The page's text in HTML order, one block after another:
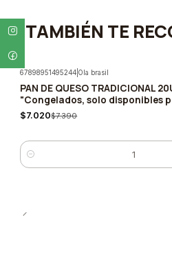
TAMBIÉN TE
-5%
67898951495244 |Ola brasil
PAN DE QUESO TRADICIONAL
"Congelados, solo disponibles
$7.020$7.390
Quantity